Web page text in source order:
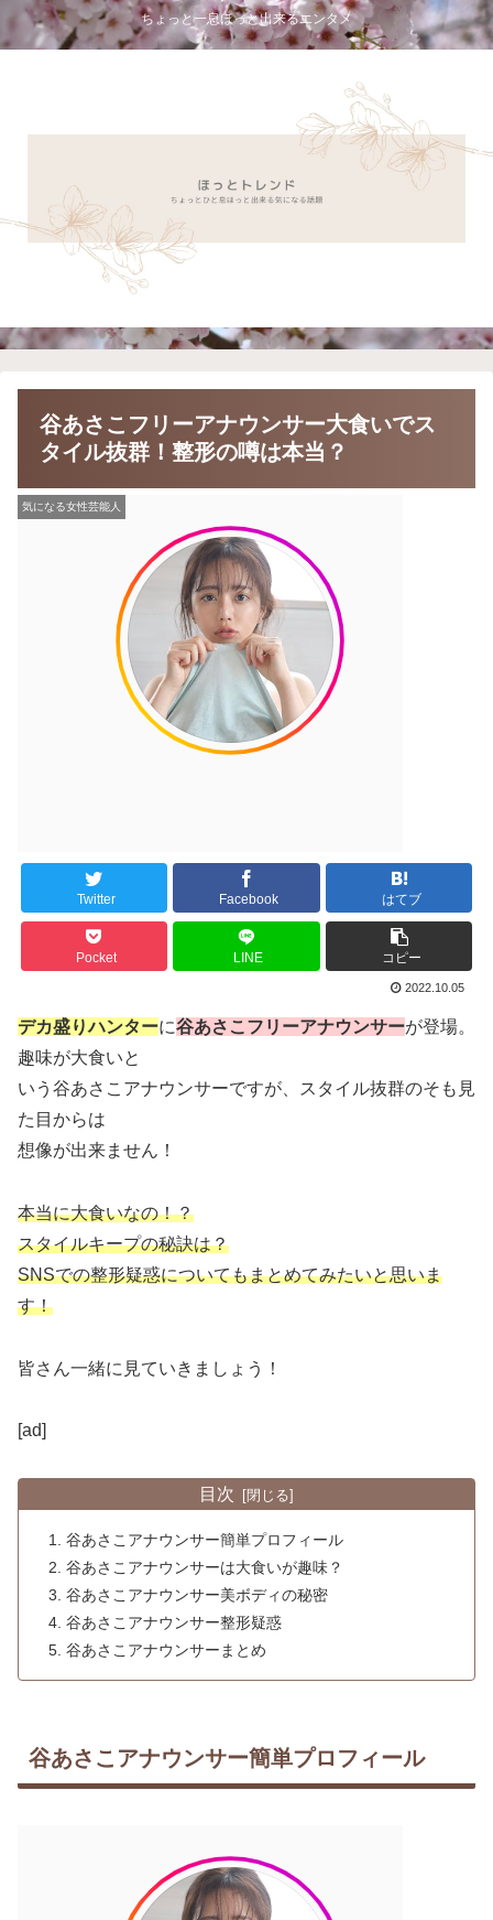
ちょっと一息ほっと出来るエンタメ
谷あさこフリーアナウンサー大食いでス
タイル抜群！整形の噂は本当？
気になる女性芸能人
Twitter Facebook はてブ
Pocket LINE コピー
2022.10.05
デカ盛りハンターに谷あさこフリーアナウンサーが登場。
趣味が大食いと
いう谷あさこアナウンサーですが、スタイル抜群のそも見
た目からは
想像が出来ません！
本当に大食いなの！？
スタイルキープの秘訣は？
SNSでの整形疑惑についてもまとめてみたいと思いま
す！
皆さん一緒に見ていきましょう！
[ad]
目次
谷あさこアナウンサー簡単プロフィール
谷あさこアナウンサーは大食いが趣味？
谷あさこアナウンサー美ボディの秘密
谷あさこアナウンサー整形疑惑
谷あさこアナウンサーまとめ
谷あさこアナウンサー簡単プロフィール